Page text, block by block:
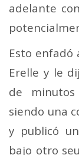
adelante
Esto enfadó
Erelle y le
de
siendo una
y publicó
bajo otro